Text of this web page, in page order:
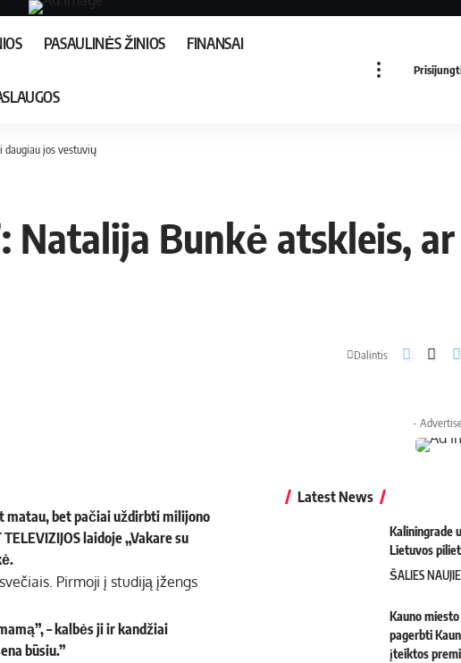
PASAULINĖS ŽINIOS FINANSAI
daugiau jos vestuvių
Natalija Bunkė atskleis,
Dalintis
matau, bet pačiai uždirbti milijono
laidoje „Vakare su
Pirmoji į studiją įžengs
– kalbės ji ir kandžiai
būsiu.”
-
Latest News
Kaliningrade
Lietuvos
ŠALIES
Kauno
pagerbti
įteiktos